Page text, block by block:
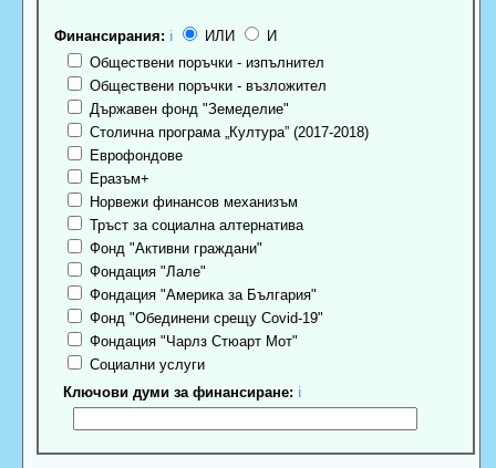
Финансирания: ℹ ИЛИ
И
Обществени поръчки - изпълнител
Обществени поръчки - възложител
Държавен фонд "Земеделие"
Столична програма „Култура” (2017-2018)
Еврофондове
Еразъм+
Норвежи финансов механизъм
Тръст за социална алтернатива
Фонд "Активни граждани"
Фондация "Лале"
Фондация "Америка за България"
Фонд "Обединени срещу Covid-19"
Фондация "Чарлз Стюарт Мот"
Социални услуги
Ключови думи за финансиране: ℹ